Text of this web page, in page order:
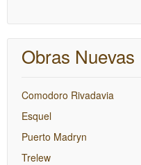
Obras Nuevas
Comodoro Rivadavia
Esquel
Puerto Madryn
Trelew